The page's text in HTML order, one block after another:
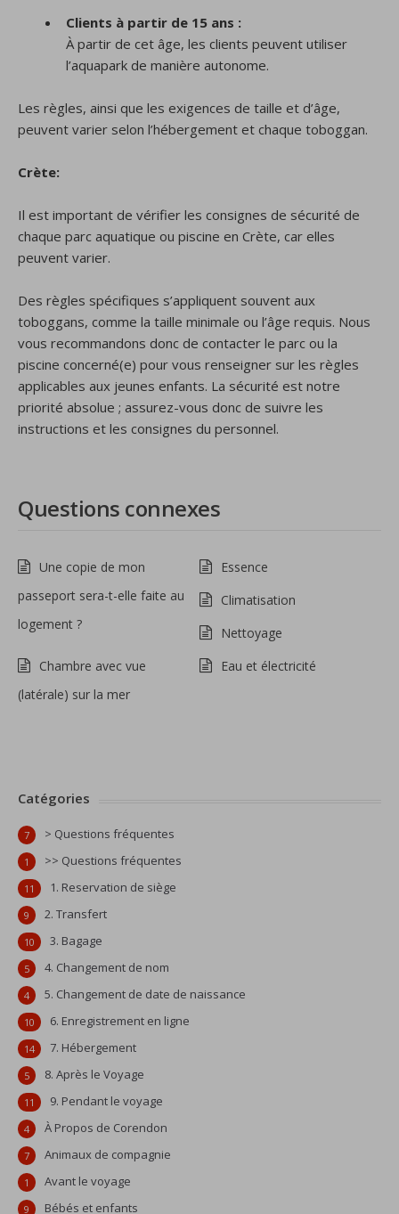
Clients à partir de 15 ans :
À partir de cet âge, les clients peuvent utiliser
l’aquapark de manière autonome.
Les règles, ainsi que les exigences de taille et d’âge,
peuvent varier selon l’hébergement et chaque toboggan.
Crète:
Il est important de vérifier les consignes de sécurité de
chaque parc aquatique ou piscine en Crète, car elles
peuvent varier.
Des règles spécifiques s’appliquent souvent aux
toboggans, comme la taille minimale ou l’âge requis. Nous
vous recommandons donc de contacter le parc ou la
piscine concerné(e) pour vous renseigner sur les règles
applicables aux jeunes enfants. La sécurité est notre
priorité absolue ; assurez-vous donc de suivre les
instructions et les consignes du personnel.
Questions connexes
Une copie de mon
passeport sera-t-elle faite au
logement ?
Essence
Climatisation
Nettoyage
Chambre avec vue
(latérale) sur la mer
Eau et électricité
Catégories
> Questions fréquentes
7
>> Questions fréquentes
1
1. Reservation de siège
11
2. Transfert
9
3. Bagage
10
4. Changement de nom
5
5. Changement de date de naissance
4
6. Enregistrement en ligne
10
7. Hébergement
14
8. Après le Voyage
5
9. Pendant le voyage
11
À Propos de Corendon
4
Animaux de compagnie
7
Avant le voyage
1
Bébés et enfants
9